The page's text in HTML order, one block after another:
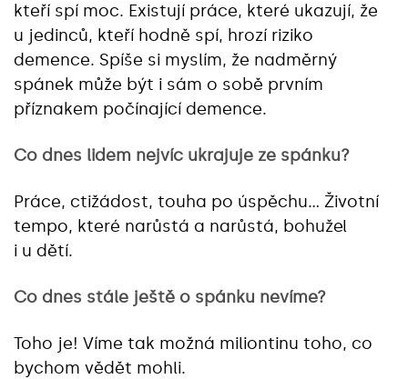
kteří spí moc. Existují práce, které ukazují, že
u jedinců, kteří hodně spí, hrozí riziko
demence. Spíše si myslím, že nadměrný
spánek může být i sám o sobě prvním
příznakem počínající demence.
Co dnes lidem nejvíc ukrajuje ze spánku?
Práce, ctižádost, touha po úspěchu… Životní
tempo, které narůstá a narůstá, bohužel
i u dětí.
Co dnes stále ještě o spánku nevíme?
Toho je! Víme tak možná miliontinu toho, co
bychom vědět mohli.